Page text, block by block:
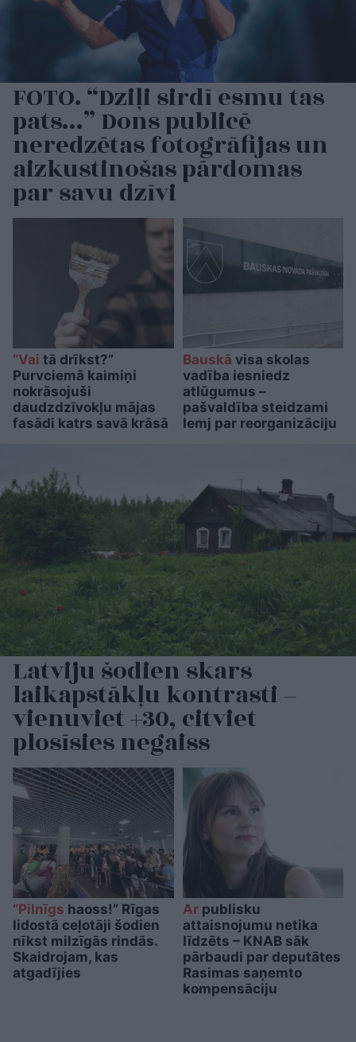
FOTO. “Dziļi sirdī esmu tas
pats…” Dons publicē
neredzētas fotogrāfijas un
aizkustinošas pārdomas
par savu dzīvi
“Vai tā drīkst?”
Purvciemā kaimiņi
nokrāsojuši
daudzdzīvokļu mājas
fasādi katrs savā krāsā
Bauskā visa skolas
vadība iesniedz
atlūgumus –
pašvaldība steidzami
lemj par reorganizāciju
Latviju šodien skars
laikapstākļu kontrasti –
vienuviet +30, citviet
plosīsies negaiss
“Pilnīgs haoss!” Rīgas
lidostā ceļotāji šodien
nīkst milzīgās rindās.
Skaidrojam, kas
atgadījies
Arpublisku
attaisnojumu netika
līdzēts – KNAB sāk
pārbaudi par deputātes
Rasimas saņemto
kompensāciju